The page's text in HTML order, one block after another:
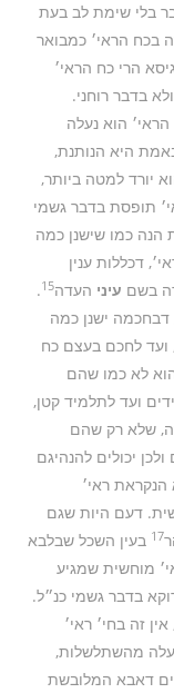
בלי שימת לב בעת
בכח הראי׳ כמבואר
הרי כח הראי׳
בדבר רוחני.
הוא נעלה
היא הנותנת,
יורד למטה ביותר,
תופסת בדבר גשמי
הנה כמו שישנן כמה
דכללות ענין
בשם עיני העדה15
.
דבחכמה ישנן כמה
ועד לחכם בעצם כח
לא כמו שהם
ועד לתלמיד קטן,
שלא רק שהם
יכולים להנהיגם
הנקראת ראי׳
דעם היות שגם
17 בעין השכל שבלבא
מוחשית שמגיע
בדבר גשמי כנ״ל.
אין זה בחי׳ ראי׳
מהשתלשלות,
דאבא המלובשת